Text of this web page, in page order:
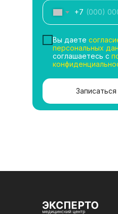
Врачи
+7
Вы даете
персональных
соглашаетесь с